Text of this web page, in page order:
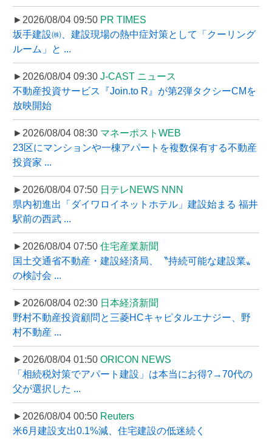
►2026/08/04 09:50 PR TIMES
坂手建設㈱、建設現場の熱中症対策として「クーリング
ルーム」と ...
►2026/08/04 09:30 J-CAST ニュース
不動産投資サービス『Join.to R』が第2弾タクシーCMを
放映開始
►2026/08/04 08:30 マネーポストWEB
23区にマンションや一棟アパートを複数保有する不動産
投資家 ...
►2026/08/04 07:50 日テレNEWS NNN
県内初進出「ダイワロイネットホテル」建設始まる 福井
駅前の西武 ...
►2026/08/04 07:50 住宅産業新聞
国土交通省不動産・建設経済局、〝持続可能な建設業〟
の検討会 ...
►2026/08/04 02:30 日本経済新聞
野村不動産投資顧問と三菱HCキャピタルエナジー、野
村不動産 ...
►2026/08/04 01:50 ORICON NEWS
「相続税対策でアパート建設」は本当にお得?→70代の
父が選択した ...
►2026/08/04 00:50 Reuters
米6月建設支出0.1%減、住宅建設の低迷続く